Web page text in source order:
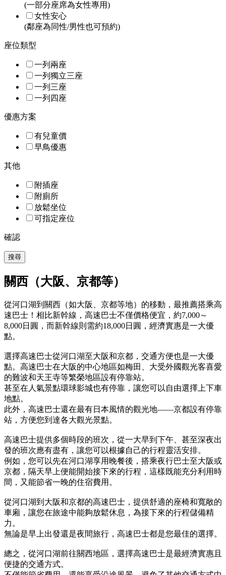
(一部分座席為女性專用)
女性安心
(鄰座為同性/男性也可預約)
座位類型
一列兩座
一列獨立三座
一列三座
一列四座
優惠方案
有兒童價
早鳥優惠
其他
附插座
附廁所
放鬆坐位
可指定座位
確認
搜尋
關西（大阪、京都等）
從河口湖到關西（如大阪、京都等地）的移動，最推薦搭乘高
速巴士！相比新幹線，高速巴士不僅價格便宜，約7,000～
8,000日圓，而新幹線則需約18,000日圓，經濟實惠是一大優
點。
選擇高速巴士從河口湖至大阪和京都，交通方便也是一大優
點。高速巴士在大阪的中心地區如梅田、大受外國觀光客喜愛
的難波和天王寺等繁榮地區設有停靠站。
甚至在人氣景點環球影城也有停靠，讓您可以自由選擇上下車
地點。
此外，高速巴士還在最有日本風情的觀光地——京都設有停靠
站，方便您到達各大觀光景點。
高速巴士提供多個時段的班次，從一大早到下午、甚至深夜出
發的班次應有盡有，讓您可以根據自己的行程靈活安排。
例如，您可以先在河口湖享用晚餐後，搭乘夜行巴士至大阪或
京都，隔天早上便能開始接下來的行程，這樣既能充分利用時
間，又能節省一晚的住宿費用。
從河口湖到大阪和京都的高速巴士，提供舒適的座椅和寬敞的
車廂，讓您在旅途中能夠放鬆休息，為接下來的行程儲備精
力。
無論是早上出發還是夜間旅行，高速巴士都是您最佳的選擇。
總之，從河口湖前往關西地區，選擇高速巴士是最經濟實惠且
便捷的交通方式。